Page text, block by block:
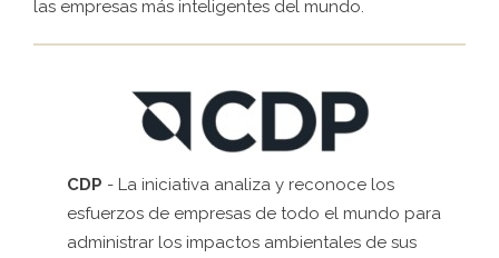
las empresas más inteligentes del mundo.
CDP - La iniciativa analiza y reconoce los
esfuerzos de empresas de todo el mundo para
administrar los impactos ambientales de sus